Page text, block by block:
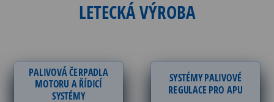
LETECKÁ VÝROBA
PALIVOVÁ ČERPADLA
MOTORU A ŘÍDICÍ
SYSTÉMY
SYSTÉMY PALIVOVÉ
REGULACE PRO APU